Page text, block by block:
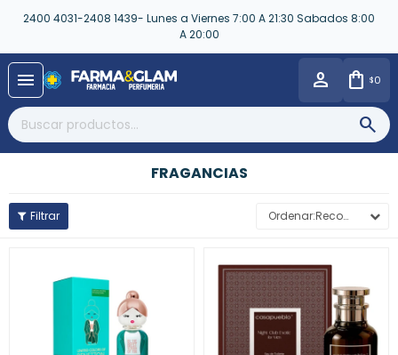
2400 4031-2408 1439- Lunes a Viernes 7:00 A 21:30 Sabados 8:00
A 20:00
menu $0
FRAGANCIAS
Recomendados